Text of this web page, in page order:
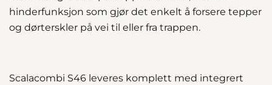
hinderfunksjon som gjør det enkelt å forsere tepper
og dørterskler på vei til eller fra trappen.
Scalacombi S46 leveres komplett med integrert